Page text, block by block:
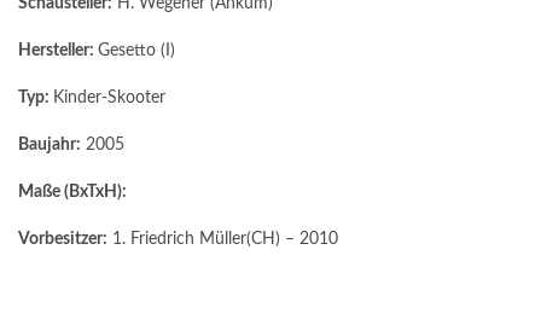
Schausteller: H. Wegener (Ankum)
Hersteller: Gesetto (I)
Typ: Kinder-Skooter
Baujahr: 2005
Maße (BxTxH):
Vorbesitzer: 1. Friedrich Müller(CH) – 2010